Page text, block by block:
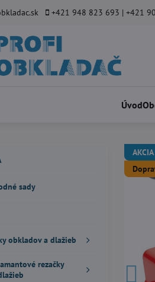
+421 948 823 693 | +421
Úvod
AKCIA
sady
obkladov a dlažieb
rezačky